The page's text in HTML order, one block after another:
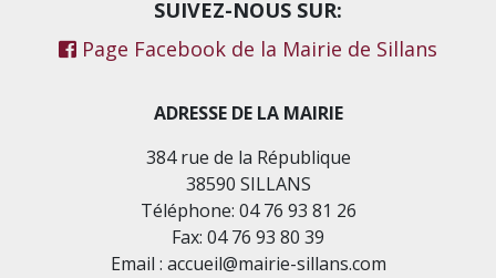
ADRESSE DE LA MAIRIE
384 rue de la République
38590 SILLANS
Téléphone: 04 76 93 81 26
Fax: 04 76 93 80 39
Email : accueil@mairie-sillans.com
SUIVEZ-NOUS SUR:
Page Facebook de la Mairie de Sillans